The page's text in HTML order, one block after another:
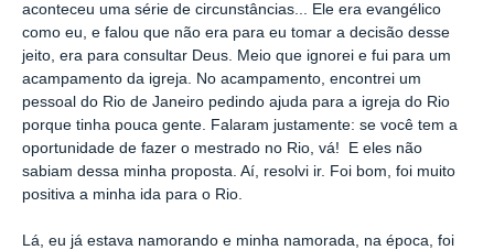
aconteceu uma série de circunstâncias... Ele era evangélico
como eu, e falou que não era para eu tomar a decisão desse
jeito, era para consultar Deus. Meio que ignorei e fui para um
acampamento da igreja. No acampamento, encontrei um
pessoal do Rio de Janeiro pedindo ajuda para a igreja do Rio
porque tinha pouca gente. Falaram justamente: se você tem a
oportunidade de fazer o mestrado no Rio, vá! E eles não
sabiam dessa minha proposta. Aí, resolvi ir. Foi bom, foi muito
positiva a minha ida para o Rio.
Lá, eu já estava namorando e minha namorada, na época, foi